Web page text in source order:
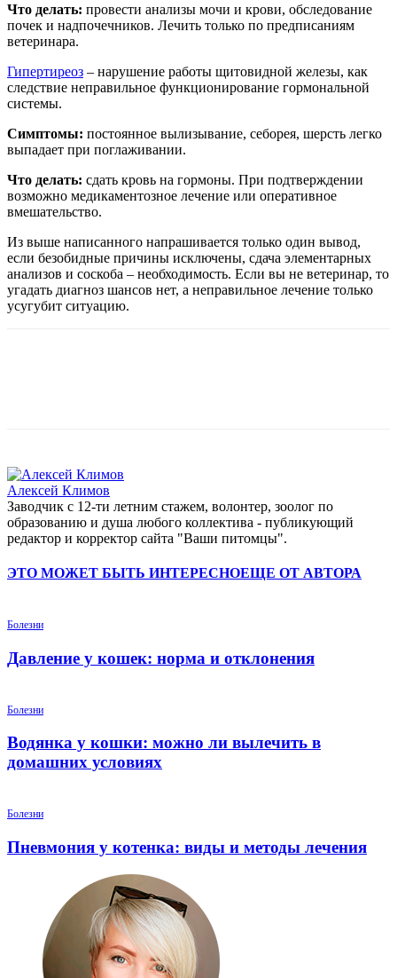
Что делать: провести анализы мочи и крови, обследование
почек и надпочечников. Лечить только по предписаниям
ветеринара.
Гипертиреоз – нарушение работы щитовидной железы, как
следствие неправильное функционирование гормональной
системы.
Симптомы: постоянное вылизывание, себорея, шерсть легко
выпадает при поглаживании.
Что делать: сдать кровь на гормоны. При подтверждении
возможно медикаментозное лечение или оперативное
вмешательство.
Из выше написанного напрашивается только один вывод,
если безобидные причины исключены, сдача элементарных
анализов и соскоба – необходимость. Если вы не ветеринар, то
угадать диагноз шансов нет, а неправильное лечение только
усугубит ситуацию.
Алексей Климов
Заводчик c 12-ти летним стажем, волонтер, зоолог по
образованию и душа любого коллектива - публикующий
редактор и корректор сайта "Ваши питомцы".
ЭТО МОЖЕТ БЫТЬ ИНТЕРЕСНОЕЩЕ ОТ АВТОРА
Болезни
Давление у кошек: норма и отклонения
Болезни
Водянка у кошки: можно ли вылечить в
домашних условиях
Болезни
Пневмония у котенка: виды и методы лечения